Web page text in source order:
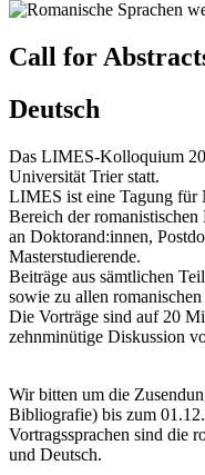
Call for
Deutsch
Das LIMES-Kolloquium
Universität Trier statt.
LIMES ist eine Tagung für
Bereich der
an Doktorand:innen,
Masterstudierende.
Beiträge aus sämtlichen
sowie zu allen
Die Vorträge sind auf 20
zehnminütige Diskussion
Wir bitten um die
Bibliografie) bis zum
Vortragssprachen sind die
und Deutsch.